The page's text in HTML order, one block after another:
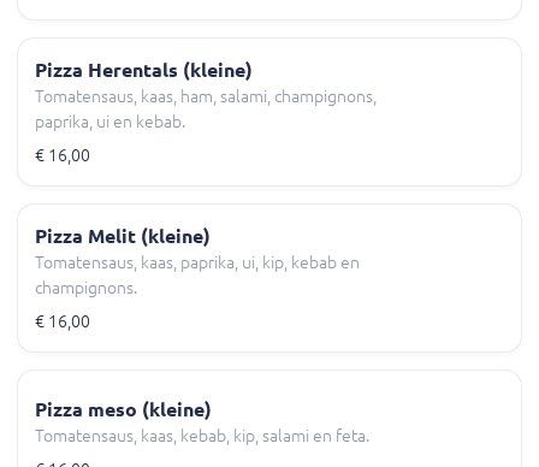
Pizza Herentals (kleine)
Tomatensaus, kaas, ham, salami, champignons,
paprika, ui en kebab.
€ 16,00
Pizza Melit (kleine)
Tomatensaus, kaas, paprika, ui, kip, kebab en
champignons.
€ 16,00
Pizza meso (kleine)
Tomatensaus, kaas, kebab, kip, salami en feta.